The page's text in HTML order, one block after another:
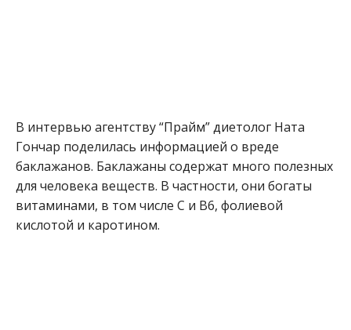
В интервью агентству “Прайм” диетолог Ната
Гончар поделилась информацией о вреде
баклажанов. Баклажаны содержат много полезных
для человека веществ. В частности, они богаты
витаминами, в том числе С и В6, фолиевой
кислотой и каротином.